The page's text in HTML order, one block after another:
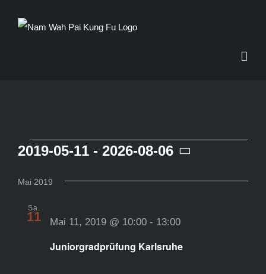
Inhalt
2019-05-11 - 2026-08-06
wählen.
Mai 2019
Sa.
11
Juniorgradprüfung Karlsruhe
Mai 11, 2019 @ 10:00 - 13:00